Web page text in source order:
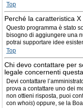
Top
Perché la caratteristica
Questo programma è stato
bisogno di aggiungere una
potrai supportare idee
Top
Chi devo contattare per
legale concernenti
Devi contattare
prova a contattare uno dei
non ottieni risposta, puoi
con whois) oppure, se la